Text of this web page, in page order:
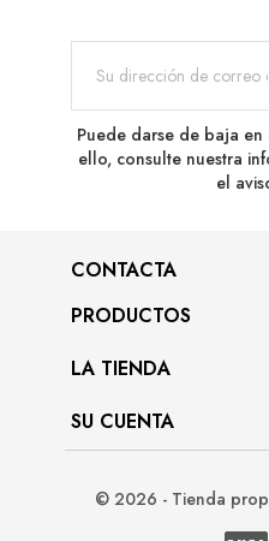
Puede darse de baja
ello, consulte nuestra
el
CONTACTA
PRODUCTOS
LA TIENDA
SU CUENTA
© 2026 - Tienda